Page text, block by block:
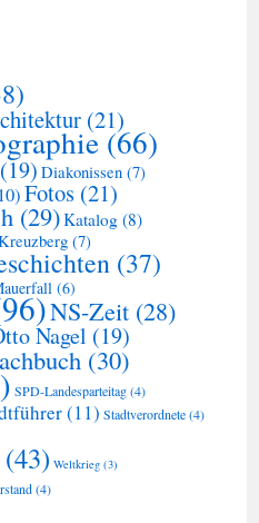
(21)
(66)
(19) Diakonissen (7)
Fotos (21)
(29)Katalog (8)
(7)
(37)
(6)
NS-Zeit (28)
Nagel (19)
(30)
SPD-Landesparteitag(4)
(11) Stadtverordnete(4)
(43) Weltkrieg (3)
(4)